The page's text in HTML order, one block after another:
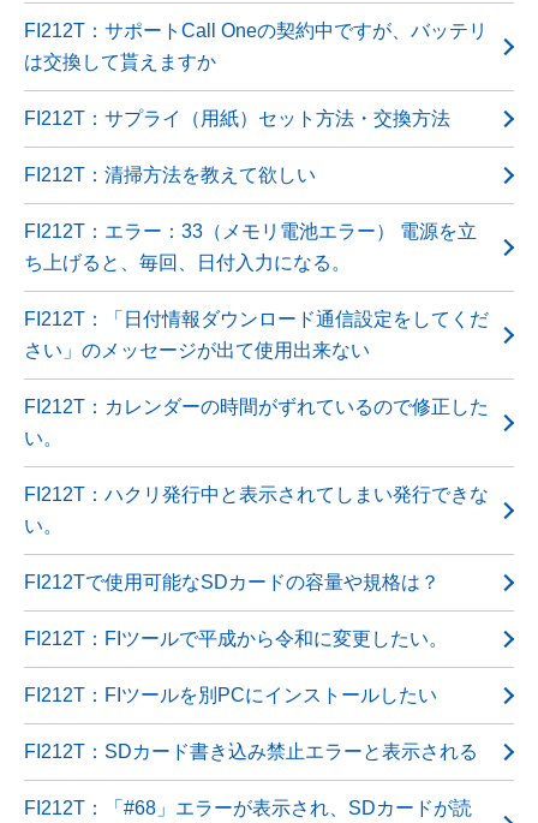
FI212T：サポートCall Oneの契約中ですが、バッテリ
は交換して貰えますか
FI212T：サプライ（用紙）セット方法・交換方法
FI212T：清掃方法を教えて欲しい
FI212T：エラー：33（メモリ電池エラー） 電源を立
ち上げると、毎回、日付入力になる。
FI212T：「日付情報ダウンロード通信設定をしてくだ
さい」のメッセージが出て使用出来ない
FI212T：カレンダーの時間がずれているので修正した
い。
FI212T：ハクリ発行中と表示されてしまい発行できな
い。
FI212Tで使用可能なSDカードの容量や規格は？
FI212T：FIツールで平成から令和に変更したい。
FI212T：FIツールを別PCにインストールしたい
FI212T：SDカード書き込み禁止エラーと表示される
FI212T：「#68」エラーが表示され、SDカードが読